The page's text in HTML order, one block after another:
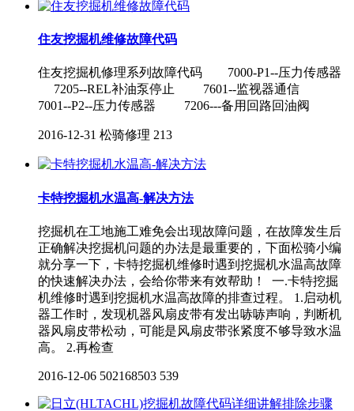
住友挖掘机维修故障代码
住友挖掘机修理系列故障代码 7000-P1--压力传感器
7205--REL补油泵停止 7601--监视器通信
7001--P2--压力传感器 7206---备用回路回油阀
2016-12-31 松骑修理 213
卡特挖掘机水温高-解决方法
挖掘机在工地施工难免会出现故障问题，在故障发生后
正确解决挖掘机问题的办法是最重要的，下面松骑小编
就分享一下，卡特挖掘机维修时遇到挖掘机水温高故障
的快速解决办法，会给你带来有效帮助！ 一.卡特挖掘
机维修时遇到挖掘机水温高故障的排查过程。 1.启动机
器工作时，发现机器风扇皮带有发出哧哧声响，判断机
器风扇皮带松动，可能是风扇皮带张紧度不够导致水温
高。 2.再检查
2016-12-06 502168503 539